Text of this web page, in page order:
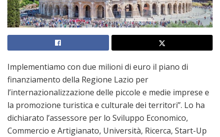
Implementiamo con due milioni di euro il piano di
finanziamento della Regione Lazio per
l’internazionalizzazione delle piccole e medie imprese e
la promozione turistica e culturale dei territori”. Lo ha
dichiarato l’assessore per lo Sviluppo Economico,
Commercio e Artigianato, Università, Ricerca, Start-Up